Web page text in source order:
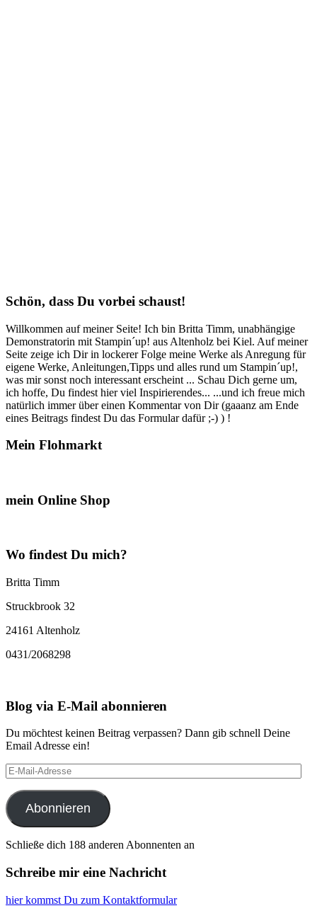
Schön, dass Du vorbei schaust!
Willkommen auf meiner Seite! Ich bin Britta Timm, unabhängige
Demonstratorin mit Stampin´up! aus Altenholz bei Kiel. Auf meiner
Seite zeige ich Dir in lockerer Folge meine Werke als Anregung für
eigene Werke, Anleitungen,Tipps und alles rund um Stampin´up!,
was mir sonst noch interessant erscheint ... Schau Dich gerne um,
ich hoffe, Du findest hier viel Inspirierendes... ...und ich freue mich
natürlich immer über einen Kommentar von Dir (gaaanz am Ende
eines Beitrags findest Du das Formular dafür ;-) ) !
Mein Flohmarkt
mein Online Shop
Wo findest Du mich?
Britta Timm
Struckbrook 32
24161 Altenholz
0431/2068298
Blog via E-Mail abonnieren
Du möchtest keinen Beitrag verpassen? Dann gib schnell Deine
Email Adresse ein!
E-
Mail-
Adresse
Abonnieren
Schließe dich 188 anderen Abonnenten an
Schreibe mir eine Nachricht
hier kommst Du zum Kontaktformular